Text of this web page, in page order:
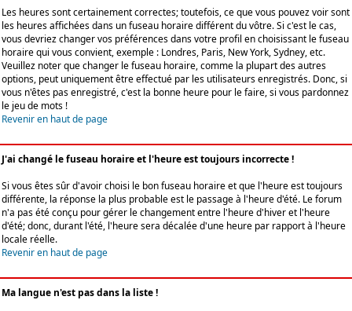
Les heures sont certainement correctes; toutefois, ce que vous pouvez voir sont
les heures affichées dans un fuseau horaire différent du vôtre. Si c'est le cas,
vous devriez changer vos préférences dans votre profil en choisissant le fuseau
horaire qui vous convient, exemple : Londres, Paris, New York, Sydney, etc.
Veuillez noter que changer le fuseau horaire, comme la plupart des autres
options, peut uniquement être effectué par les utilisateurs enregistrés. Donc, si
vous n'êtes pas enregistré, c'est la bonne heure pour le faire, si vous pardonnez
le jeu de mots !
Revenir en haut de page
J'ai changé le fuseau horaire et l'heure est toujours incorrecte !
Si vous êtes sûr d'avoir choisi le bon fuseau horaire et que l'heure est toujours
différente, la réponse la plus probable est le passage à l'heure d'été. Le forum
n'a pas été conçu pour gérer le changement entre l'heure d'hiver et l'heure
d'été; donc, durant l'été, l'heure sera décalée d'une heure par rapport à l'heure
locale réelle.
Revenir en haut de page
Ma langue n'est pas dans la liste !